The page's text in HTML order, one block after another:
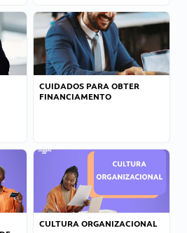
CUIDADOS PARA OBTER
FINANCIAMENTO
CULTURA ORGANIZACIONAL